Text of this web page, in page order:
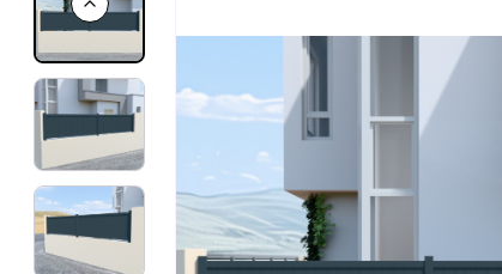
Previous slide